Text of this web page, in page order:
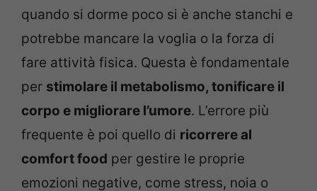
quando si dorme poco si è anche stanchi e
potrebbe mancare la voglia o la forza di
fare attività fisica. Questa è fondamentale
per stimolare il metabolismo, tonificare il
corpo e migliorare l’umore. L’errore più
frequente è poi quello di ricorrere al
comfort food per gestire le proprie
emozioni negative, come stress, noia o